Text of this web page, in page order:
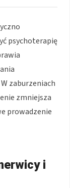
psychoterapię
zaburzeniach
zmniejsza
prowadzenie
i